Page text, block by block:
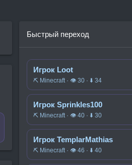
Быстрый переход
Игрок Loot
⛏️ Minecraft · 👁 30 · ⬇ 34
Игрок Sprinkles100
⛏️ Minecraft · 👁 40 · ⬇ 30
Игрок TemplarMathias
⛏️ Minecraft · 👁 46 · ⬇ 40